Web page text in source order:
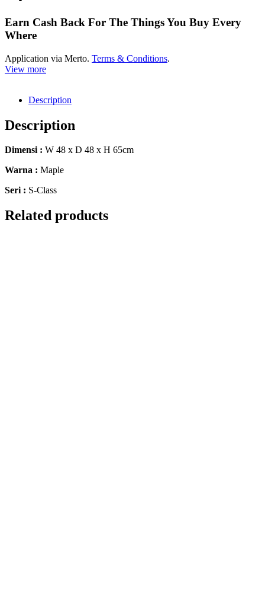
Earn Cash Back For The Things You Buy Every
Where
Application via Merto. Terms & Conditions.
View more
Description
Description
Dimensi : W 48 x D 48 x H 65cm
Warna : Maple
Seri : S-Class
Related products